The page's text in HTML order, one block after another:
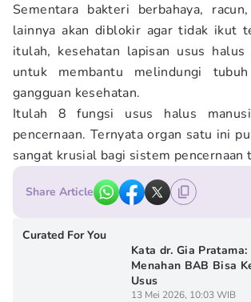
Sementara bakteri berbahaya,
lainnya akan diblokir agar tidak ikut
itulah, kesehatan lapisan usus
untuk membantu melindungi
gangguan kesehatan.
Itulah 8 fungsi usus halus
pencernaan. Ternyata organ satu ini
sangat krusial bagi sistem pencernaan
Share Article
Curated For You
Kata dr. Gia Pratama:
Menahan BAB Bisa
Usus
13 Mei 2026, 10:03 WIB